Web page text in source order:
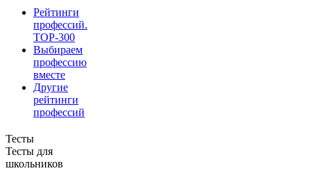
Рейтинги
профессий.
TOP-300
Выбираем
профессию
вместе
Другие
рейтинги
профессий
Тесты
Тесты для
школьников